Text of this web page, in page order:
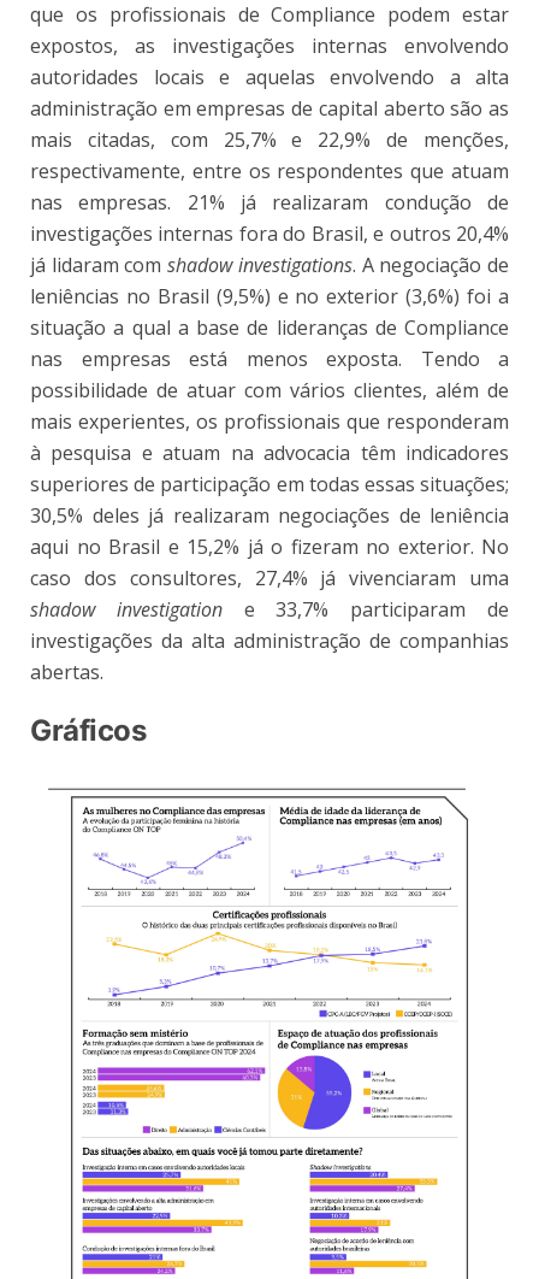
que os profissionais de Compliance podem estar
expostos, as investigações internas envolvendo
autoridades locais e aquelas envolvendo a alta
administração em empresas de capital aberto são as
mais citadas, com 25,7% e 22,9% de menções,
respectivamente, entre os respondentes que atuam
nas empresas. 21% já realizaram condução de
investigações internas fora do Brasil, e outros 20,4%
já lidaram comshadow investigations. A negociação de
leniências no Brasil (9,5%) e no exterior (3,6%) foi a
situação a qual a base de lideranças de Compliance
nas empresas está menos exposta. Tendo a
possibilidade de atuar com vários clientes, além de
mais experientes, os profissionais que responderam
à pesquisa e atuam na advocacia têm indicadores
superiores de participação em todas essas situações;
30,5% deles já realizaram negociações de leniência
aqui no Brasil e 15,2% já o fizeram no exterior. No
caso dos consultores, 27,4% já vivenciaram uma
shadow investigatione 33,7% participaram de
investigações da alta administração de companhias
abertas.
Gráficos